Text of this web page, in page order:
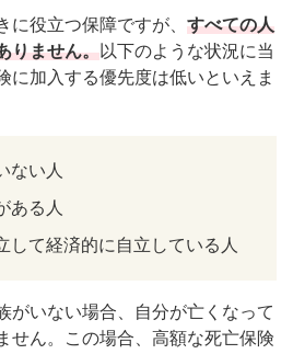
に役立つ保障ですが、 すべての人
りません。以下のような状況に当
に加入する優先度は低いといえま
ない人
ある人
して経済的に自立している人
がいない場合、自分が亡くなって
せん。この場合、高額な死亡保険